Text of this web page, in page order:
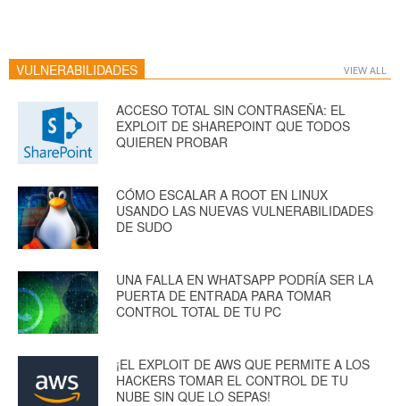
VULNERABILIDADES VIEW ALL
ACCESO TOTAL SIN CONTRASEÑA: EL
EXPLOIT DE SHAREPOINT QUE TODOS
QUIEREN PROBAR
CÓMO ESCALAR A ROOT EN LINUX
USANDO LAS NUEVAS VULNERABILIDADES
DE SUDO
UNA FALLA EN WHATSAPP PODRÍA SER LA
PUERTA DE ENTRADA PARA TOMAR
CONTROL TOTAL DE TU PC
¡EL EXPLOIT DE AWS QUE PERMITE A LOS
HACKERS TOMAR EL CONTROL DE TU
NUBE SIN QUE LO SEPAS!